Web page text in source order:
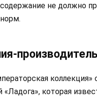
содержание не должно
производитель
коллекция»
«Ладога», которая